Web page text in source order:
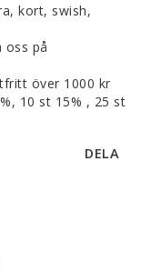
kort, swish,
oss på
över 1000 kr
10 st 15% , 25 st
DELA